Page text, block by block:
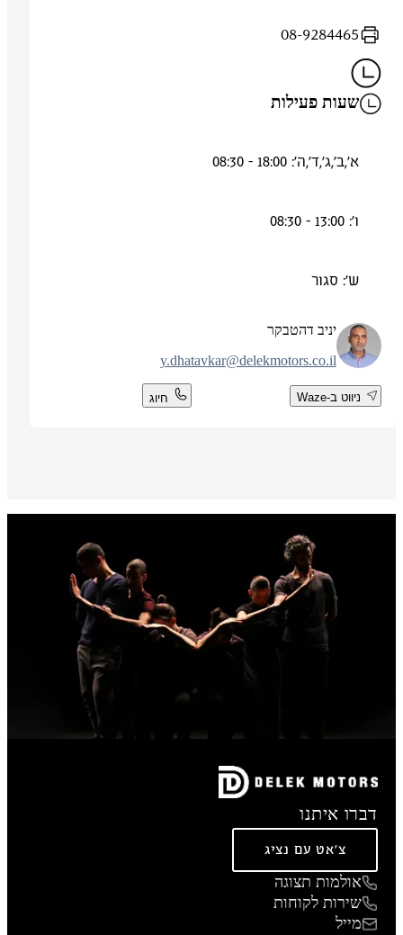
08-9284465
שעות פעילות
א',ב',ג',ד',ה': 18:00 - 08:30
ש': סגור
יניב דהטבקר
y.dhatavkar@delekmotors.co.il
ניווט ב-Waze חיוג
דברו איתנו
צ'אט עם נציג
אולמות תצוגה
שירות לקוחות
מייל